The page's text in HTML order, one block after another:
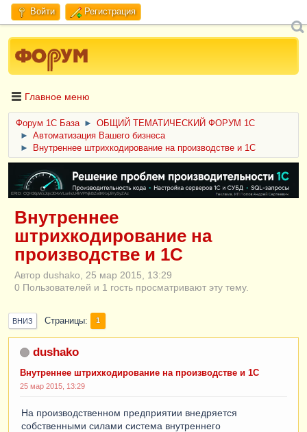
Войти Регистрация
Главное меню
Форум 1C База ►
ОБЩИЙ ТЕМАТИЧЕСКИЙ ФОРУМ 1С
►
Автоматизация Вашего бизнеса
►
Внутреннее штрихкодирование на производстве и 1С
ERID: CQH36pWzJqVJD4xVLsnhcU4hVPNjkBZe8KKxjJiYySyZAz
Внутреннее
штрихкодирование на
производстве и 1С
Автор dushako, 25 мар 2015, 13:29
0 Пользователей и 1 гость просматривают эту тему.
ВНИЗ Страницы 1
dushako
Внутреннее штрихкодирование на производстве и 1С
25 мар 2015, 13:29
На производственном предприятии внедряется
собственными силами система внутреннего